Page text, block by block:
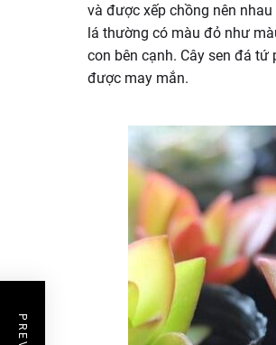
và được xếp chồng nên
lá thường có màu đỏ như
con bên cạnh. Cây sen đá
được may mắn.